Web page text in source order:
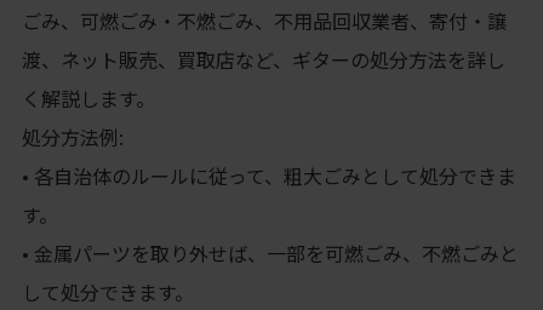
ごみ、可燃ごみ・不燃ごみ、不用品回収業者、寄付・譲
渡、ネット販売、買取店など、ギターの処分方法を詳し
く解説します。
処分方法例:
• 各自治体のルールに従って、粗大ごみとして処分できま
す。
• 金属パーツを取り外せば、一部を可燃ごみ、不燃ごみと
して処分できます。